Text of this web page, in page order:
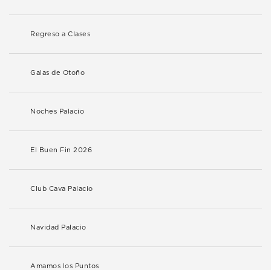
Regreso a Clases
Galas de Otoño
Noches Palacio
El Buen Fin 2026
Club Cava Palacio
Navidad Palacio
Amamos los Puntos